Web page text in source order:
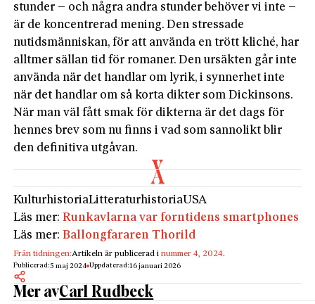
stunder – och några andra stunder behöver vi inte –
är de koncentrerad mening. Den stressade
nutidsmänniskan, för att använda en trött kliché, har
alltmer sällan tid för romaner. Den ursäkten går inte
använda när det handlar om lyrik, i synnerhet inte
när det handlar om så korta dikter som Dickinsons.
När man väl fått smak för dikterna är det dags för
hennes brev som nu finns i vad som sannolikt blir
den definitiva utgåvan.
KulturhistoriaLitteraturhistoriaUSA
Läs mer:Runkavlarna var forntidens smartphones
Läs mer:Ballongfararen Thorild
Från tidningen:Artikeln är publicerad inummer 4, 2024.
Publicerad:5 maj 2024 Uppdaterad:16 januari 2026
Mer avCarl Rudbeck